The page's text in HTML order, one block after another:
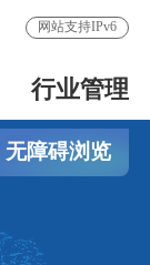
网站支持IPv6
行业管理
无障碍浏览